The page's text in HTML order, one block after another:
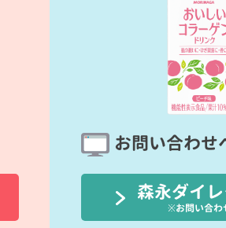
お問い合わせ
森永ダイ
※お問い合わ